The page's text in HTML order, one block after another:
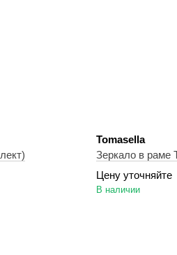
Tomasella
Зеркало в раме
Цену уточняйте
В наличии